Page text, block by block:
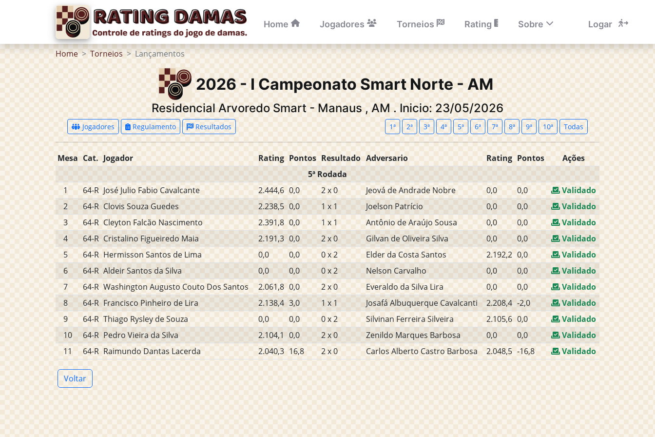
Home Jogadores Torneios Rating Sobre Logar
Home Torneios Lançamentos
2026 - I Campeonato Smart Norte - AM
Residencial Arvoredo Smart - Manaus , AM . Inicio: 23/05/2026
Jogadores Regulamento Resultados 1ª 2ª 3ª 4ª 5ª 6ª 7ª 8ª 9ª 10ª Todas
Mesa Cat. Jogador Rating Pontos Resultado Adversario Rating Pontos
Ações
5ª Rodada
1
64-R José Julio Fabio Cavalcante 2.444,6 0,0 2 x 0 Jeová de Andrade Nobre 0,0 0,0
Validado
2
64-R Clovis Souza Guedes 2.238,5 0,0 1 x 1 Joelson Patrício 0,0 0,0
Validado
3
64-R Cleyton Falcão Nascimento 2.391,8 0,0 1 x 1 Antônio de Araújo Sousa 0,0 0,0
Validado
4
64-R Cristalino Figueiredo Maia 2.191,3 0,0 2 x 0 Gilvan de Oliveira Silva 0,0 0,0
Validado
5
64-R Hermisson Santos de Lima 0,0 0,0 0 x 2 Elder da Costa Santos 2.192,2 0,0
Validado
6
64-R Aldeir Santos da Silva 0,0 0,0 0 x 2 Nelson Carvalho 0,0 0,0
Validado
7
64-R Washington Augusto Couto Dos Santos 2.061,8 0,0 2 x 0 Everaldo da Silva Lira 0,0 0,0
Validado
8
64-R Francisco Pinheiro de Lira 2.138,4 3,0 1 x 1 Josafá Albuquerque Cavalcanti 2.208,4 -2,0
Validado
9
64-R Thiago Rysley de Souza 0,0 0,0 0 x 2 Silvinan Ferreira Silveira 2.105,6 0,0
Validado
10
64-R Pedro Vieira da Silva 2.104,1 0,0 2 x 0 Zenildo Marques Barbosa 0,0 0,0
Validado
11
64-R Raimundo Dantas Lacerda 2.040,3 16,8 2 x 0 Carlos Alberto Castro Barbosa 2.048,5 -16,8 Validado
Voltar